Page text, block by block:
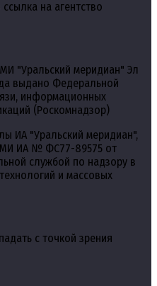
на агентство
"Уральский меридиан" Эл
выдано Федеральной
информационных
(Роскомнадзор)
ИА "Уральский меридиан",
ИА № ФС77-89575 от
службой по надзору в
и массовых
с точкой зрения